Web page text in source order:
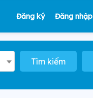
Đăng ký Đăng nhập
Tìm kiếm